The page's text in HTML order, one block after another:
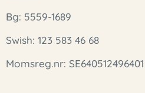
Bg: 5559-1689
Swish: 123 583 46 68
Momsreg.nr: SE640512496401